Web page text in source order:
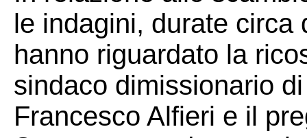
le indagini, durate circa
hanno riguardato la
sindaco dimissionario
Francesco Alfieri e il